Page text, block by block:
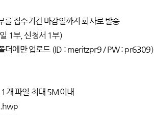
접수기간 마감일까지 회사로 발송
1부, 신청서 1부)
더에만 업로드 (ID : meritzpr9 / PW : pr6309)
개 파일 최대 5M이내
.hwp